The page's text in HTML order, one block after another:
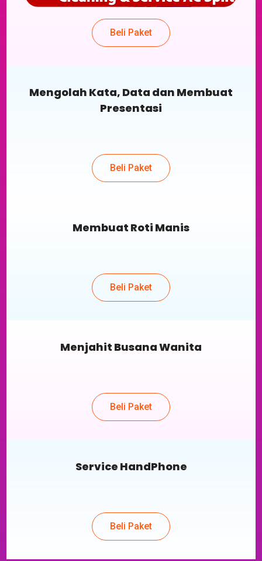
Beli Paket
Mengolah Kata, Data dan Membuat
Presentasi
Beli Paket
Membuat Roti Manis
Beli Paket
Menjahit Busana Wanita
Beli Paket
Service HandPhone
Beli Paket